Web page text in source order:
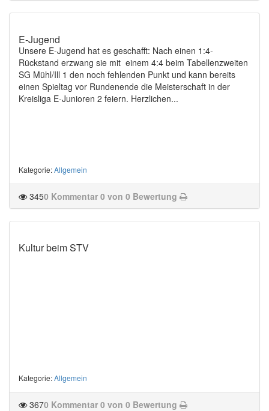
E-Jugend
Unsere E-Jugend hat es geschafft: Nach einen 1:4-
Rückstand erzwang sie mit einem 4:4 beim Tabellenzweiten
SG Mühl/Ill 1 den noch fehlenden Punkt und kann bereits
einen Spieltag vor Rundenende die Meisterschaft in der
Kreisliga E-Junioren 2 feiern. Herzlichen...
Kategorie:Allgemein
3450 Kommentar 0 von 0 Bewertung
Kultur beim STV
Kategorie:Allgemein
3670 Kommentar 0 von 0 Bewertung